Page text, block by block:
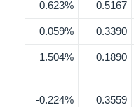
0.5167
0.623%
0.3390
0.059%
0.1890
1.504%
0.3559
0.224%-